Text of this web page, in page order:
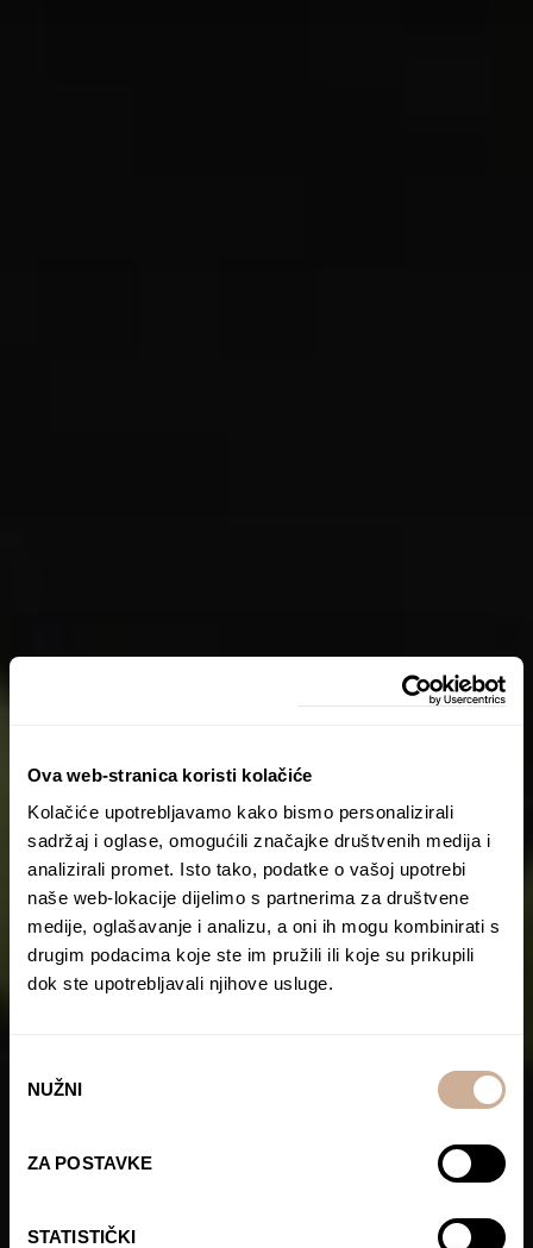
Ova web-stranica koristi kolačiće
Kolačiće upotrebljavamo kako bismo personalizirali
sadržaj i oglase, omogućili značajke društvenih medija i
analizirali promet. Isto tako, podatke o vašoj upotrebi
naše web-lokacije dijelimo s partnerima za društvene
medije, oglašavanje i analizu, a oni ih mogu kombinirati s
drugim podacima koje ste im pružili ili koje su prikupili
dok ste upotrebljavali njihove usluge.
pristanka
NUŽNI
ZA POSTAVKE
STATISTIČKI